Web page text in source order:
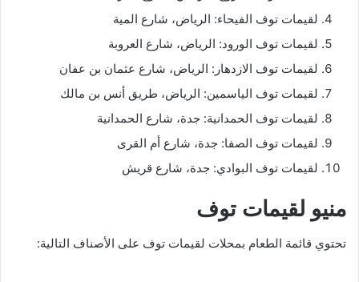
لقيمات توف الفيحاء: الرياض، شارع المية
لقيمات توف الورود: الرياض، شارع العروبة
لقيمات توف الازدهار: الرياض، شارع عثمان بن عفان
لقيمات توف الياسمين: الرياض، طريق أنس بن مالك
لقيمات توف الحمدانية: جدة، شارع الحمدانية
لقيمات توف الصفا: جدة، شارع أم القرى
لقيمات توف البوادي: جدة، شارع قريش
منيو لقيمات توف
تحتوي قائمة الطعام بمحلات لقيمات توف على الأصناف التالية: